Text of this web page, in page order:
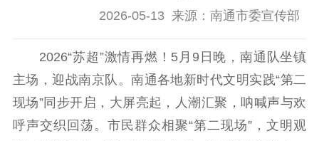
2026-05-13 来源：南通市委宣传部
2026“苏超”激情再燃！5月9日晚，南通队坐镇
主场，迎战南京队。南通各地新时代文明实践“第二
现场”同步开启，大屏亮起，人潮汇聚，呐喊声与欢
呼声交织回荡。市民群众相聚“第二现场”，文明观